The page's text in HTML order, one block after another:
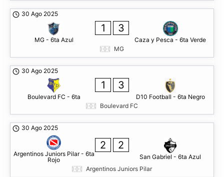
30 Ago 2025
MG - 6ta Azul
1 3
Caza y Pesca - 6ta Verde
MG
30 Ago 2025
Boulevard FC - 6ta
1 3
D10 Football - 6ta Negro
Boulevard FC
30 Ago 2025
Argentinos Juniors Pilar - 6ta
Rojo
2 2
San Gabriel - 6ta Azul
Argentinos Juniors Pilar